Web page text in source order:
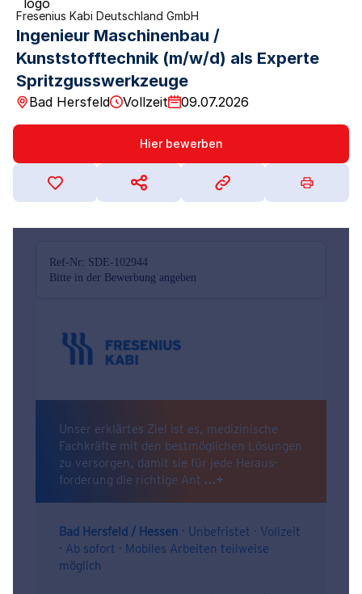
Fresenius Kabi Deutschland GmbH
Ingenieur Maschinenbau /
Kunststofftechnik (m/w/d) als Experte
Spritzgusswerkzeuge
Bad Hersfeld Vollzeit 09.07.2026
Hier bewerben